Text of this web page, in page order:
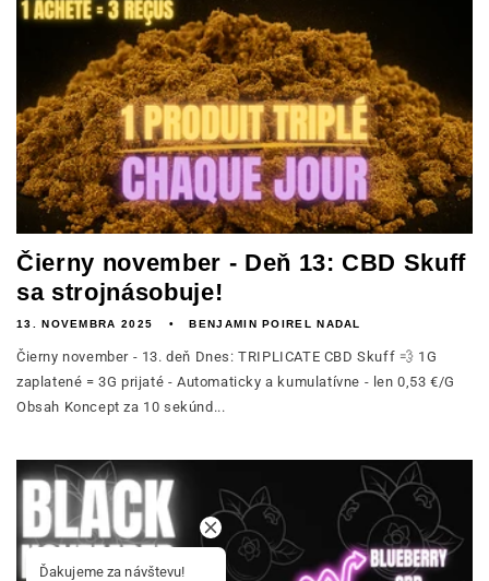
Čierny november - Deň 13: CBD Skuff
sa strojnásobuje!
13. NOVEMBRA 2025 BENJAMIN POIREL NADAL
Čierny november - 13. deň Dnes: TRIPLICATE CBD Skuff 💨 1G
zaplatené = 3G prijaté - Automaticky a kumulatívne - len 0,53 €/G
Obsah Koncept za 10 sekúnd...
Ďakujeme za návštevu!